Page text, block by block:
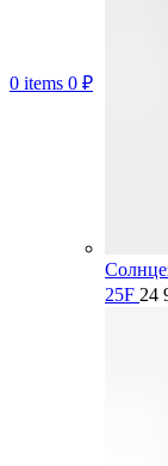
0 items 0 ₽
25F 24